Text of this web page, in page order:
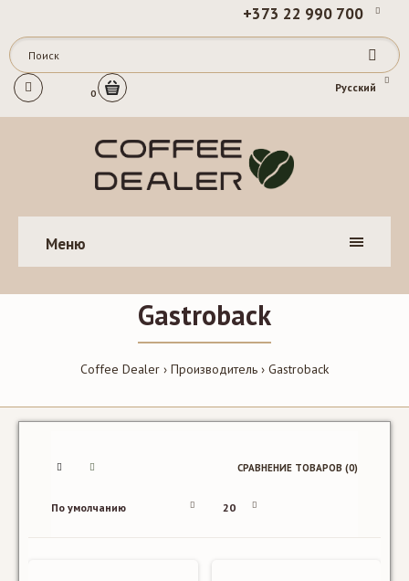
+373 22 990 700
0 Русский
Меню
Gastroback
Coffee Dealer Производитель Gastroback
СРАВНЕНИЕ ТОВАРОВ (0)